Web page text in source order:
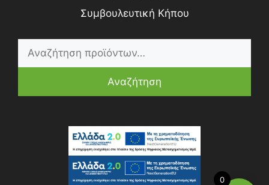
Συμβουλευτική Κήπου
Αναζήτηση
0